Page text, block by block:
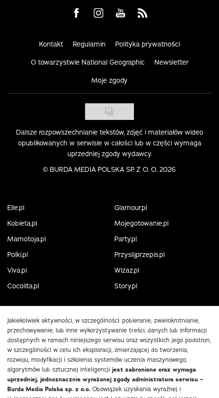
Visit us on Facebook
Visit us on Instagram
Visit us on Youtube
Visit us on Rss
Kontakt Regulamin Polityka prywatności
O towarzystwie National Geographic Newsletter
Moje zgody
Dalsze rozpowszechnianie tekstów, zdjęć i materiałów wideo
opublikowanych w serwisie w całości lub w części wymaga
uprzedniej zgody wydawcy.
© BURDA MEDIA POLSKA SP. Z O. O. 2026
Elle.pl
Glamour.pl
Kobieta.pl
Mojegotowanie.pl
Mamotoja.pl
Party.pl
Polki.pl
Przyslijprzepis.pl
Viva.pl
Wizaz.pl
Cocolita.pl
Story.pl
Jakiekolwiek aktywności, w szczególności: pobieranie, zwielokrotnianie,
przechowywanie, lub inne wykorzystywanie treści, danych lub informacji
dostępnych w ramach niniejszego serwisu oraz wszystkich jego podstron,
w szczególności w celu ich eksploracji, zmierzającej do tworzenia,
rozwoju, modyfikacji i szkolenia systemów uczenia maszynowego,
algorytmów lub sztucznej inteligencji jest zabronione oraz wymaga
uprzedniej, jednoznacznie wyrażonej zgody administratora serwisu –
Burda Media Polska sp. z o.o. Obowiązek uzyskania wyraźnej i